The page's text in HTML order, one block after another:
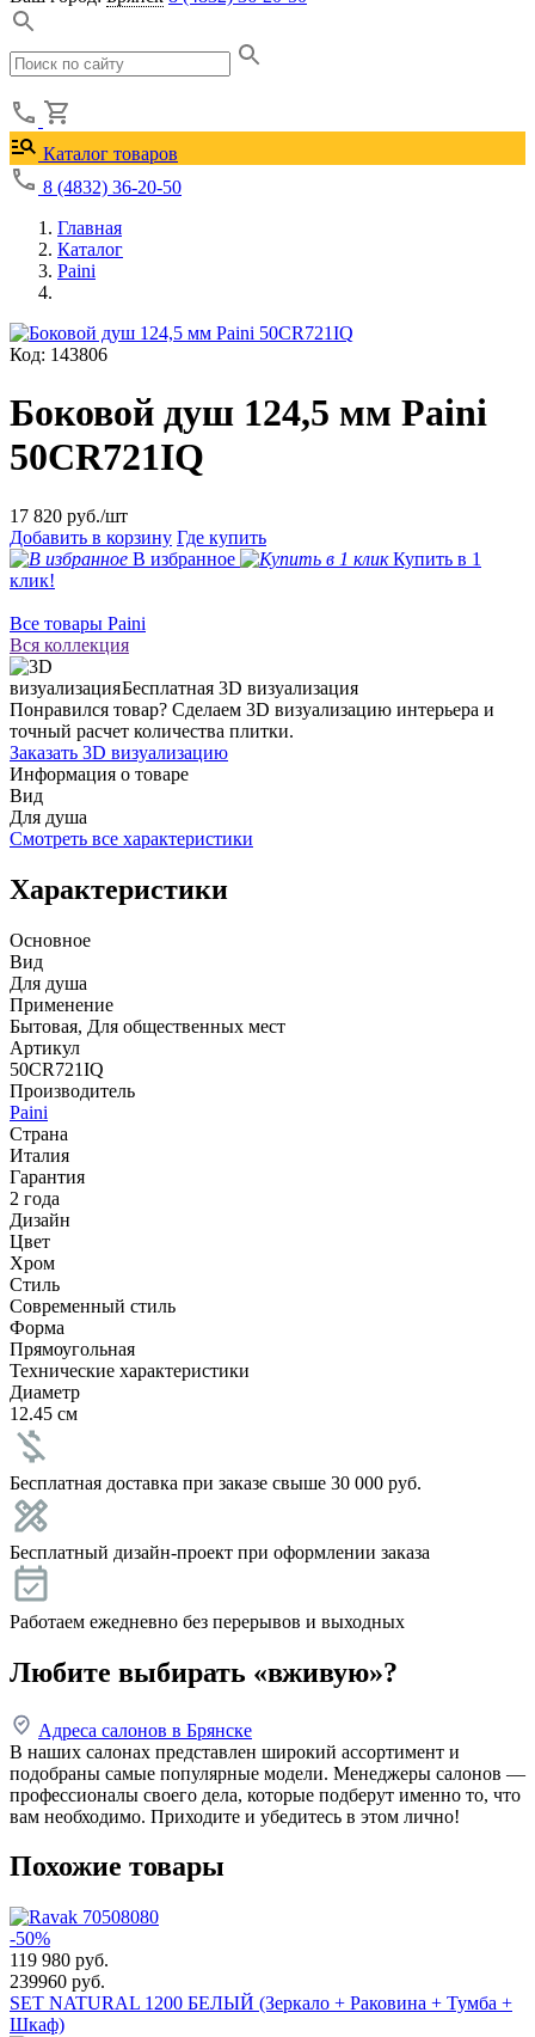
Каталог товаров
8 (4832) 36-20-50
Главная
Каталог
Paini
Код: 143806
Боковой душ 124,5 мм Paini
50CR721IQ
17 820 руб./шт
Добавить в корзину Где купить
В избранное
Купить в 1
клик!
Все товары Paini
Вся коллекция
Бесплатная 3D визуализация
Понравился товар? Сделаем 3D визуализацию интерьера и
точный расчет количества плитки.
Заказать 3D визуализацию
Информация о товаре
Вид
Для душа
Смотреть все характеристики
Характеристики
Основное
Вид
Для душа
Применение
Бытовая, Для общественных мест
Артикул
50CR721IQ
Производитель
Paini
Страна
Италия
Гарантия
2 года
Дизайн
Цвет
Хром
Стиль
Современный стиль
Форма
Прямоугольная
Технические характеристики
Диаметр
12.45 см
Бесплатная доставка при заказе свыше 30 000 руб.
Бесплатный дизайн-проект при оформлении заказа
Работаем ежедневно без перерывов и выходных
Любите выбирать «вживую»?
Адреса салонов в Брянске
В наших салонах представлен широкий ассортимент и
подобраны самые популярные модели. Менеджеры салонов —
профессионалы своего дела, которые подберут именно то, что
вам необходимо. Приходите и убедитесь в этом лично!
Похожие товары
-50%
119 980 руб.
239960 руб.
SET NATURAL 1200 БЕЛЫЙ (Зеркало + Раковина + Тумба +
Шкаф)